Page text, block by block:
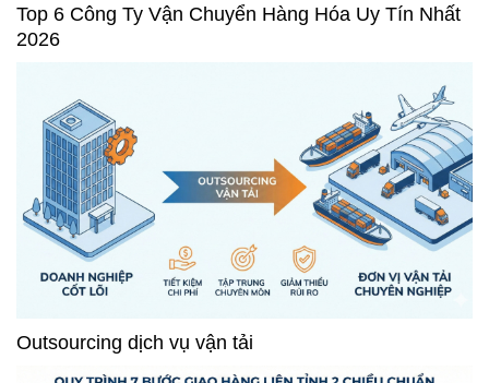
Top 6 Công Ty Vận Chuyển Hàng Hóa Uy Tín Nhất
2026
Outsourcing dịch vụ vận tải